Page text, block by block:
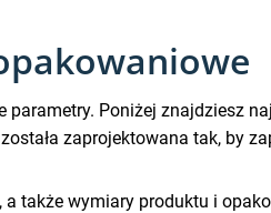
Poniżej znajdziesz
zaprojektowana tak, by
także wymiary produktu i